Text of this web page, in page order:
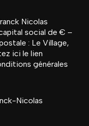
Nicolas
social de € –
: Le Village,
ici le lien
générales
Nicolas